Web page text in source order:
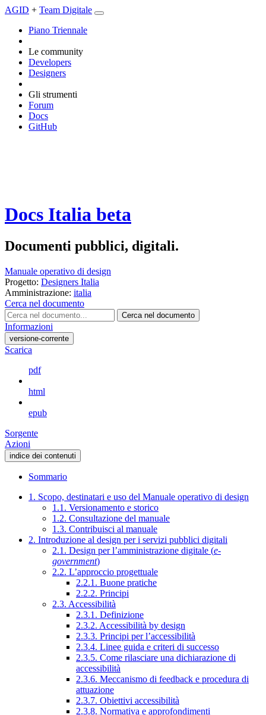
AGID + Team Digitale
Piano Triennale
Le community
Developers
Designers
Gli strumenti
Forum
Docs
GitHub
Docs Italia beta
Documenti pubblici, digitali.
Manuale operativo di design
Progetto: Designers Italia
Amministrazione: italia
Cerca nel documento
Cerca nel documento
Informazioni
versione-corrente
Scarica
pdf
html
epub
Sorgente
Azioni
indice dei contenuti
Sommario
1. Scopo, destinatari e uso del Manuale operativo di design
1.1. Versionamento e storico
1.2. Consultazione del manuale
1.3. Contribuisci al manuale
2. Introduzione al design per i servizi pubblici digitali
2.1. Design per l’amministrazione digitale (e-
government)
2.2. L’approccio progettuale
2.2.1. Buone pratiche
2.2.2. Principi
2.3. Accessibilità
2.3.1. Definizione
2.3.2. Accessibilità by design
2.3.3. Principi per l’accessibilità
2.3.4. Linee guida e criteri di successo
2.3.5. Come rilasciare una dichiarazione di
accessibilità
2.3.6. Meccanismo di feedback e procedura di
attuazione
2.3.7. Obiettivi accessibilità
2.3.8. Normativa e approfondimenti